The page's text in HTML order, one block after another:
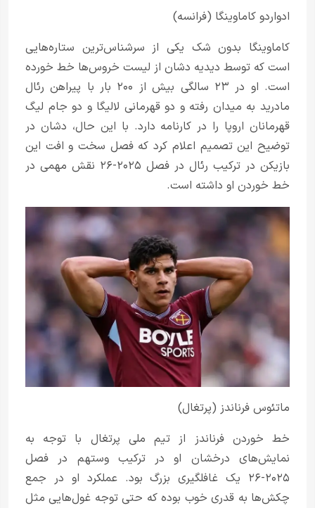
ادواردو کاماوینگا (فرانسه)
کاماوینگا بدون شک یکی از سرشناس‌ترین ستاره‌هایی
است که توسط دیدیه دشان از لیست خروس‌ها خط خورده
است. او در ۲۳ سالگی بیش از ۲۰۰ بار با پیراهن رئال
مادرید به میدان رفته و دو قهرمانی لالیگا و دو جام لیگ
قهرمانان اروپا را در کارنامه دارد. با این حال، دشان در
توضیح این تصمیم اعلام کرد که فصل سخت و افت این
بازیکن در ترکیب رئال در فصل ۲۰۲۵-۲۶ نقش مهمی در
خط خوردن او داشته است.
ماتئوس فرناندز (پرتغال)
خط خوردن فرناندز از تیم ملی پرتغال با توجه به
نمایش‌های درخشان او در ترکیب وستهم در فصل
۲۰۲۵-۲۶ یک غافلگیری بزرگ بود. عملکرد او در جمع
چکش‌ها به قدری خوب بوده که حتی توجه غول‌هایی مثل